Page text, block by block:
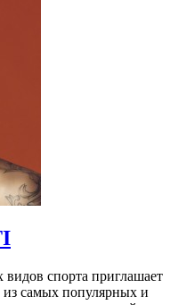
видов спорта приглашает
самых популярных и